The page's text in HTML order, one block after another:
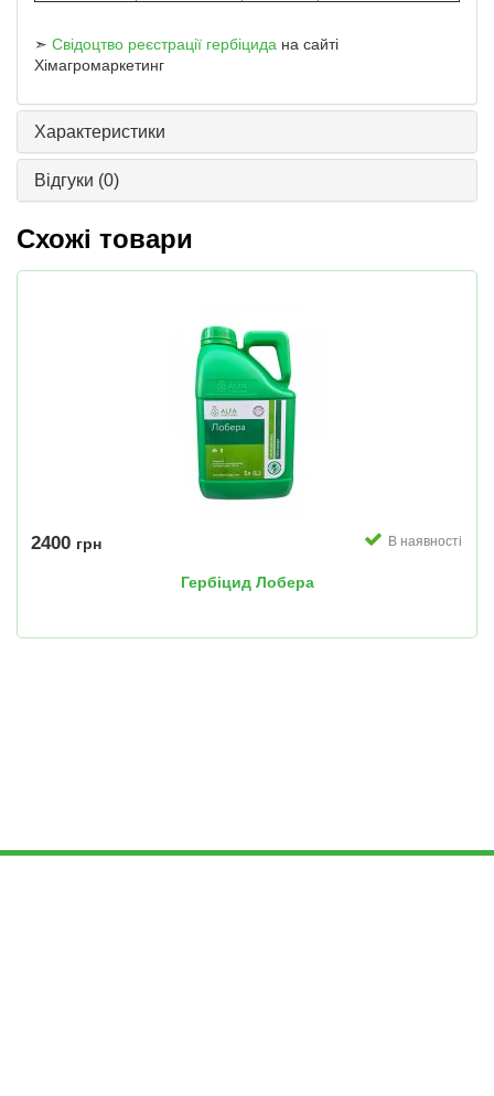
➣ Свідоцтво реєстрації гербіцида на сайті
Хімагромаркетинг
Характеристики
Відгуки (0)
Схожі товари
2400 грн В наявності
Гербіцид Лобера